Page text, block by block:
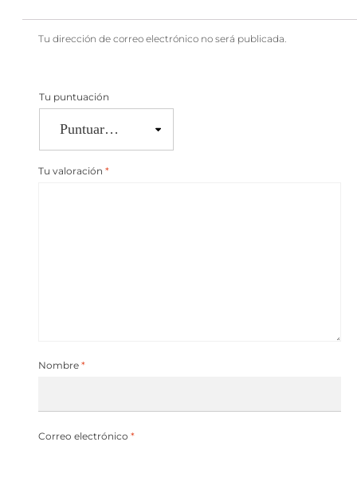
Tu dirección de correo electrónico no será publicada.
Tu puntuación
Tu valoración *
Nombre *
Correo electrónico *